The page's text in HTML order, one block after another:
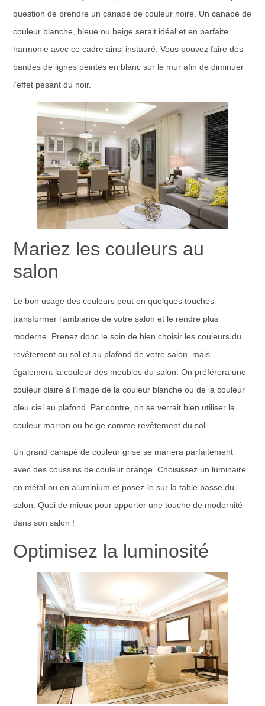
question de prendre un canapé de couleur noire. Un canapé de
couleur blanche, bleue ou beige serait idéal et en parfaite
harmonie avec ce cadre ainsi instauré. Vous pouvez faire des
bandes de lignes peintes en blanc sur le mur afin de diminuer
l’effet pesant du noir.
Mariez les couleurs au
salon
Le bon usage des couleurs peut en quelques touches
transformer l’ambiance de votre salon et le rendre plus
moderne. Prenez donc le soin de bien choisir les couleurs du
revêtement au sol et au plafond de votre salon, mais
également la couleur des meubles du salon. On préférera une
couleur claire à l’image de la couleur blanche ou de la couleur
bleu ciel au plafond. Par contre, on se verrait bien utiliser la
couleur marron ou beige comme revêtement du sol.
Un grand canapé de couleur grise se mariera parfaitement
avec des coussins de couleur orange. Choisissez un luminaire
en métal ou en aluminium et posez-le sur la table basse du
salon. Quoi de mieux pour apporter une touche de modernité
dans son salon !
Optimisez la luminosité